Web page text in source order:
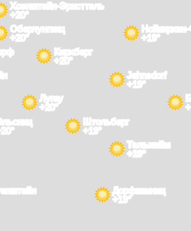
Тальхайм
+19°
Штольберг
+19°
Хоэнштайн-Эрнстталь
+20°
Jahnsdorf
+19°
Лугау
+20°
+19°
Оберлунгвиц
+20°
Кирхберг
+20°
Дорфкемниц
+19°